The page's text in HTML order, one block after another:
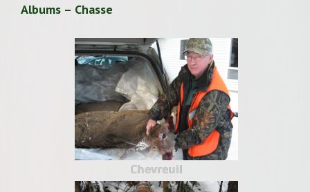
Albums – Chasse
Chevreuil